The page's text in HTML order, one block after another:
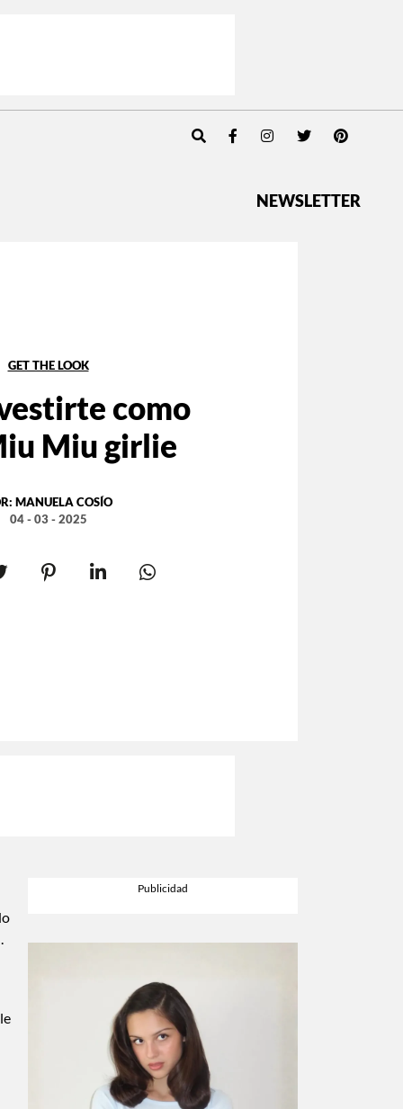
NEWSLETTER
GET THE LOOK
como
Miu girlie
MANUELA COSÍO
04 - 03 - 2025